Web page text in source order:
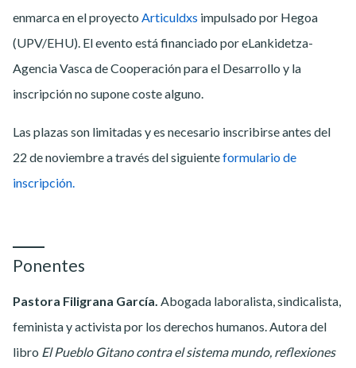
enmarca en el proyecto Articuldxs impulsado por Hegoa
(UPV/EHU). El evento está financiado por eLankidetza-
Agencia Vasca de Cooperación para el Desarrollo y la
inscripción no supone coste alguno.
Las plazas son limitadas y es necesario inscribirse antes del
22 de noviembre a través del siguienteformulario de
inscripción.
Ponentes
Pastora Filigrana García. Abogada laboralista, sindicalista,
feminista y activista por los derechos humanos. Autora del
libro El Pueblo Gitano contra el sistema mundo, reflexiones